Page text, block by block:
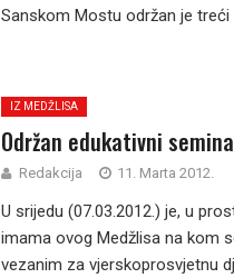
Sanskom Mostu održan je
IZ MEDŽLISA
Održan edukativni
Redakcija 11. Marta 2012.
U srijedu (07.03.2012.) je, u
imama ovog Medžlisa na kom
vezanim za vjerskoprosvjetnu